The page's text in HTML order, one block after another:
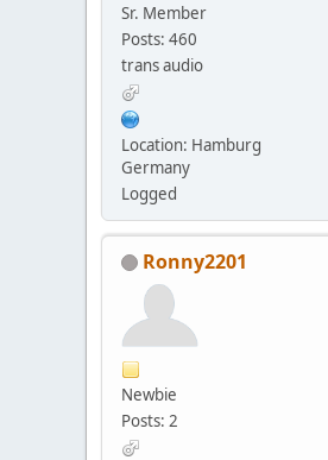
Sr. Member
Posts: 460
trans audio
Location: Hamburg
Germany
Logged
Ronny2201
Newbie
Posts: 2